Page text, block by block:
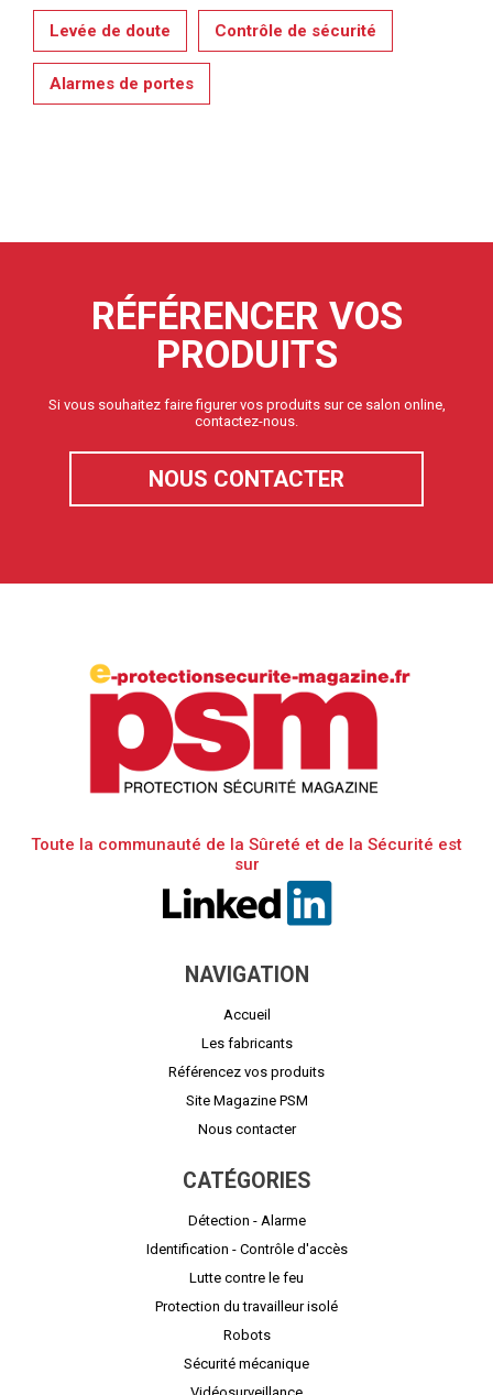
Levée de doute Contrôle de sécurité
Alarmes de portes
RÉFÉRENCER VOS
PRODUITS
Si vous souhaitez faire figurer vos produits sur ce salon online,
contactez-nous.
NOUS CONTACTER
Toute la communauté de la Sûreté et de la Sécurité est
sur
NAVIGATION
Accueil
Les fabricants
Référencez vos produits
Site Magazine PSM
Nous contacter
CATÉGORIES
Détection - Alarme
Identification - Contrôle d'accès
Lutte contre le feu
Protection du travailleur isolé
Robots
Sécurité mécanique